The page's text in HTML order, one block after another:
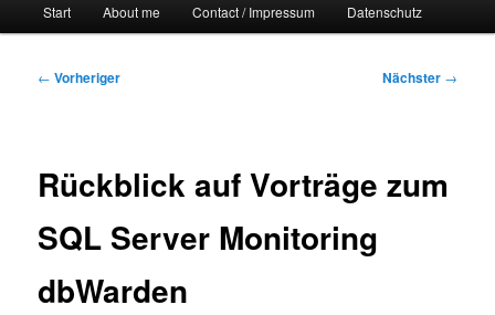
Start About me Contact / Impressum Datenschutz
Beitragsnavigation
← Vorheriger Nächster →
Rückblick auf Vorträge zum
SQL Server Monitoring
dbWarden